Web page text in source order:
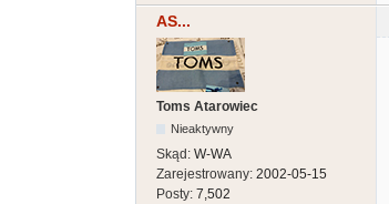
AS...
Toms Atarowiec
Nieaktywny
Skąd: W-WA
Zarejestrowany: 2002-05-15
Posty: 7,502